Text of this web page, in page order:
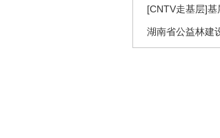
[CNTV走基层]
湖南省公益林建